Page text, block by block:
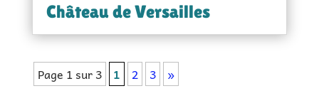
Château de Versailles
Page 1 sur 3 1 2 3 »